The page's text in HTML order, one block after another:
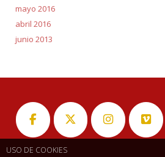
USO DE COOKIES
mayo 2016
abril 2016
junio 2013